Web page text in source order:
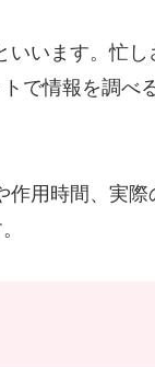
いいます。忙し
で情報を調べ
作用時間、実際